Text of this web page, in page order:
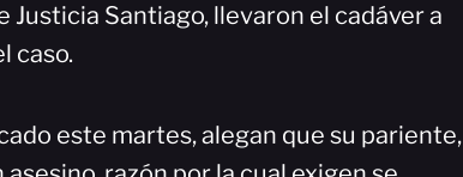
Santiago, llevaron el cadáver a
caso.
este martes, alegan que su pariente,